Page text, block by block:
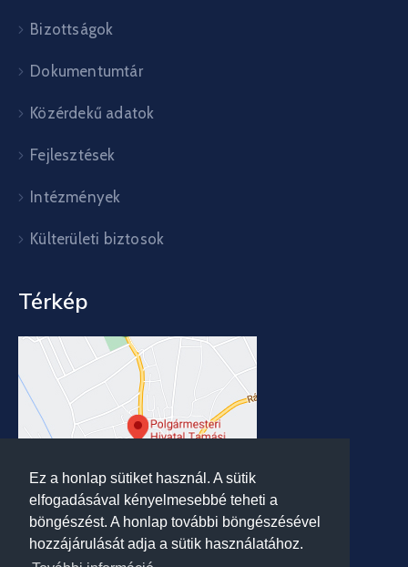
Ez a honlap sütiket használ. A sütik
elfogadásával kényelmesebbé teheti a
böngészést. A honlap további böngészésével
hozzájárulását adja a sütik használatához.
Bizottságok
Dokumentumtár
Közérdekű adatok
Fejlesztések
Intézmények
Külterületi biztosok
Térkép